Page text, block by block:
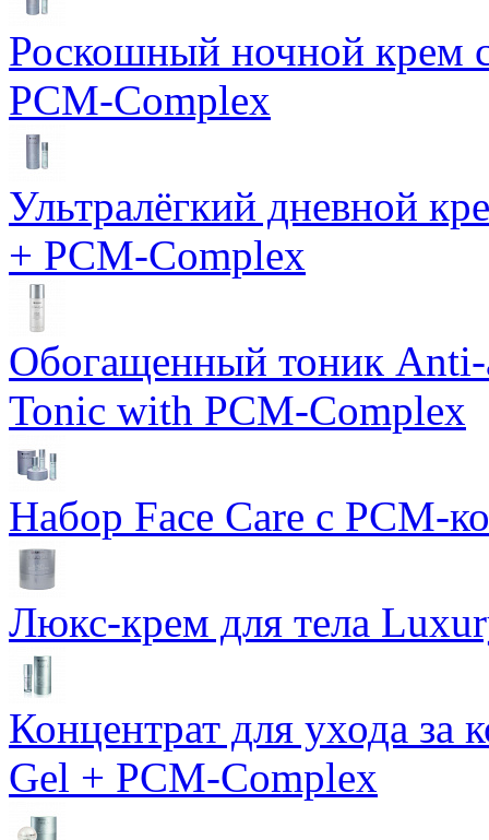
Роскошный ночной крем
PCM-Complex
Ультралёгкий дневной
+ PCM-Complex
Обогащенный тоник Anti-
Tonic with PCM-Complex
Набор Face Care с PCM-
Люкс-крем для тела
Концентрат для ухода за
Gel + PCM-Complex